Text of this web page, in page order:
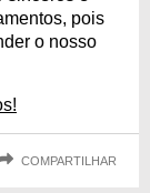
pois
o nosso
COMPARTILHAR